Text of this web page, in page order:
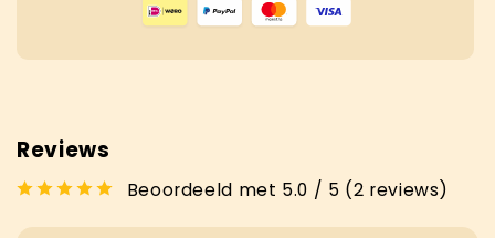
Reviews
Beoordeeld met 5.0 / 5 (2 reviews)